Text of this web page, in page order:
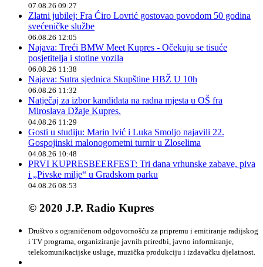
07.08.26 09:27
Zlatni jubilej: Fra Ćiro Lovrić gostovao povodom 50 godina
svećeničke službe
06.08.26 12:05
Najava: Treći BMW Meet Kupres - Očekuju se tisuće
posjetitelja i stotine vozila
06.08.26 11:38
Najava: Sutra sjednica Skupštine HBŽ U 10h
06.08.26 11:32
Natječaj za izbor kandidata na radna mjesta u OŠ fra
Miroslava Džaje Kupres.
04.08.26 11:29
Gosti u studiju: Marin Ivić i Luka Smoljo najavili 22.
Gospojinski malonogometni turnir u Zloselima
04.08.26 10:48
PRVI KUPRESBEERFEST: Tri dana vrhunske zabave, piva
i „Pivske milje“ u Gradskom parku
04.08.26 08:53
© 2020 J.P. Radio Kupres
Društvo s ograničenom odgovornošću za pripremu i emitiranje radijskog
i TV programa, organiziranje javnih priredbi, javno informiranje,
telekomunikacijske usluge, muzička produkciju i izdavačku djelatnost.